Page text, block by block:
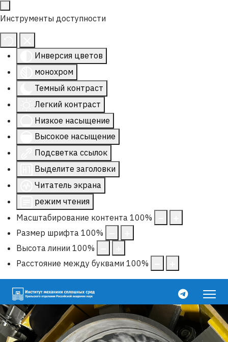
Инструменты доступности
Инверсия цветов
монохром
Темный контраст
Легкий контраст
Низкое насыщение
Высокое насыщение
Подсветка ссылок
Выделите заголовки
Читатель экрана
режим чтения
Масштабирование контента 100%
Размер шрифта 100%
Высота линии 100%
Расстояние между буквами 100%